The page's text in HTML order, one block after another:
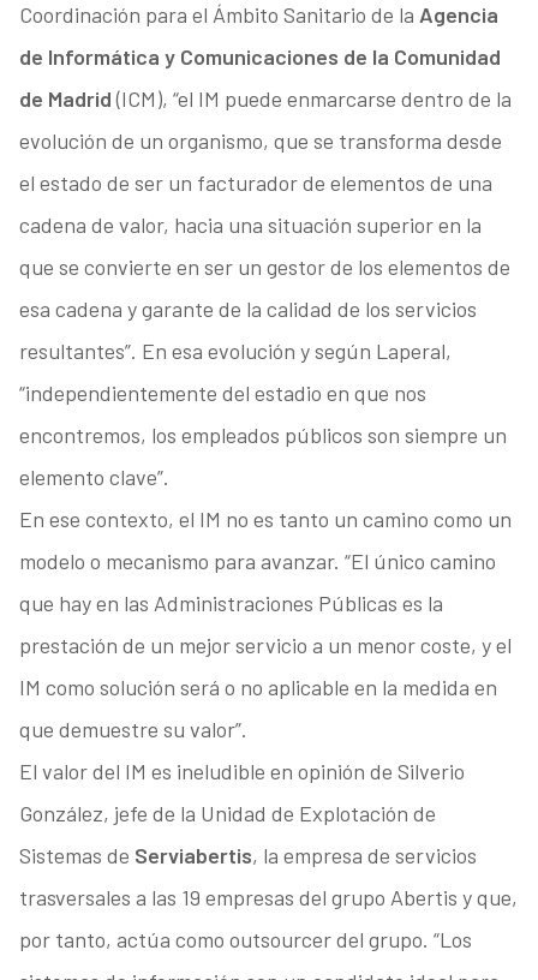
Coordinación para el Ámbito Sanitario de la Agencia
de Informática y Comunicaciones de la Comunidad
de Madrid(ICM), “el IM puede enmarcarse dentro de la
evolución de un organismo, que se transforma desde
el estado de ser un facturador de elementos de una
cadena de valor, hacia una situación superior en la
que se convierte en ser un gestor de los elementos de
esa cadena y garante de la calidad de los servicios
resultantes”. En esa evolución y según Laperal,
“independientemente del estadio en que nos
encontremos, los empleados públicos son siempre un
elemento clave”.
En ese contexto, el IM no es tanto un camino como un
modelo o mecanismo para avanzar. “El único camino
que hay en las Administraciones Públicas es la
prestación de un mejor servicio a un menor coste, y el
IM como solución será o no aplicable en la medida en
que demuestre su valor”.
El valor del IM es ineludible en opinión de Silverio
González, jefe de la Unidad de Explotación de
Sistemas de Serviabertis, la empresa de servicios
trasversales a las 19 empresas del grupo Abertis y que,
por tanto, actúa como outsourcer del grupo. “Los